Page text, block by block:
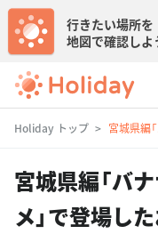
行きたい場所を
地図で確認しよ
Holiday トップ 宮城県編
宮城県編「バ
メ」で登場し